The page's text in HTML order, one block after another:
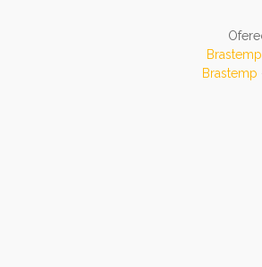
Brastemp
Brastemp